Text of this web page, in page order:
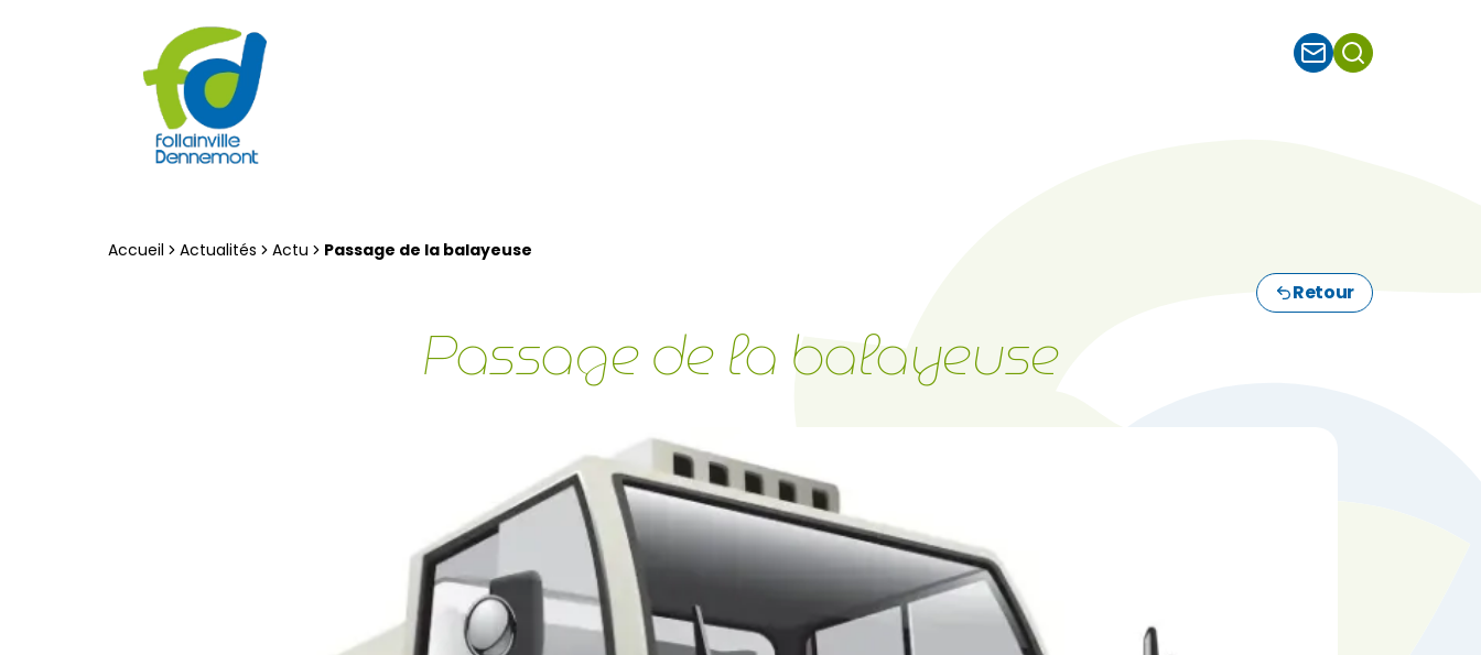
Accueil Actualités Actu Passage de la balayeuse
Retour
Passage de la balayeuse